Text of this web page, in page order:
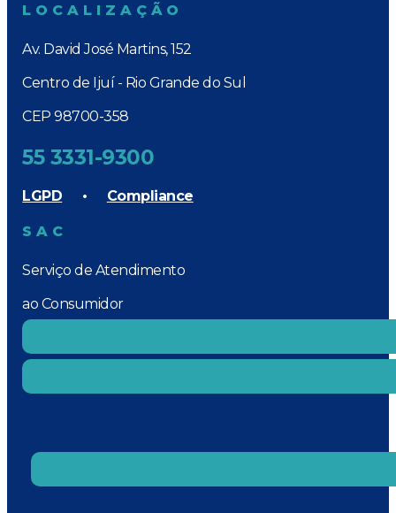
LOCALIZAÇÃO
Av. David José Martins, 152
Centro de Ijuí - Rio Grande do Sul
CEP 98700-358
55 3331-9300
LGPD • Compliance
SAC
Serviço de Atendimento
ao Consumidor